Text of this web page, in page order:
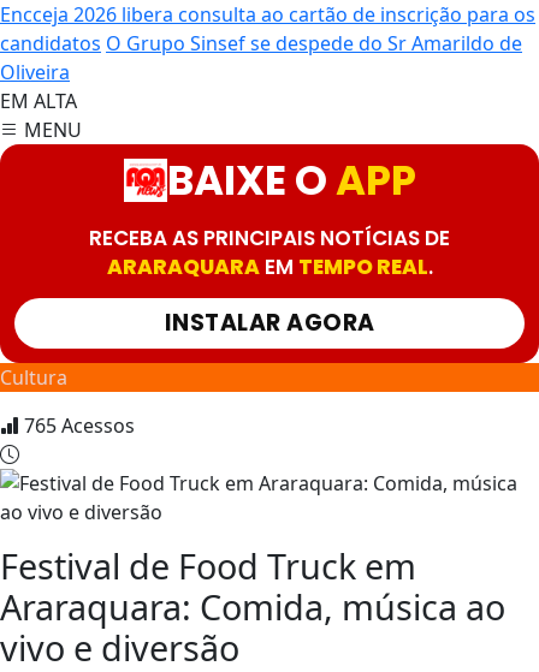
Encceja 2026 libera consulta ao cartão de inscrição para os
candidatos O Grupo Sinsef se despede do Sr Amarildo de
Oliveira
EM ALTA
MENU
BAIXE OAPP
RECEBA AS PRINCIPAIS NOTÍCIAS DE
ARARAQUARAEM TEMPO REAL.
INSTALAR AGORA
Cultura
765Acessos
Festival de Food Truck em
Araraquara: Comida, música ao
vivo e diversão